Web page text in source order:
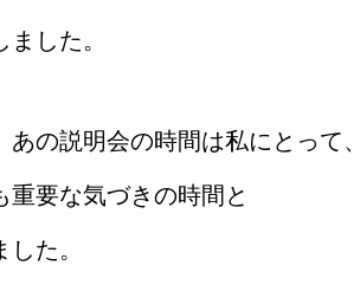
ました。
あの説明会の時間は私にとって
重要な気づきの時間と
した。